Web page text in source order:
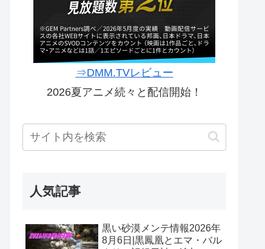
⇒DMM.TVレビュー
2026夏アニメ続々と配信開始！
人気記事
黒い砂漠メンテ情報2026年
8月6日|黒鳳凰とエマ・バル